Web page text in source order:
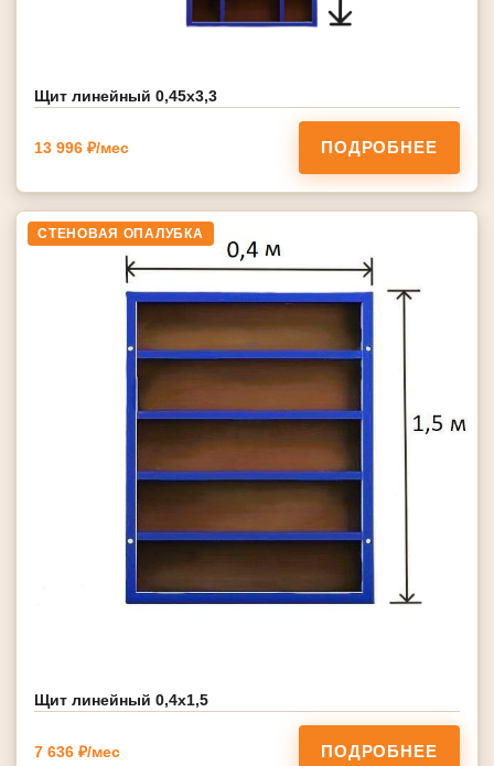
Щит линейный 0,45х3,3
13 996 ₽/мес ПОДРОБНЕЕ
СТЕНОВАЯ ОПАЛУБКА
Щит линейный 0,4х1,5
7 636 ₽/мес ПОДРОБНЕЕ